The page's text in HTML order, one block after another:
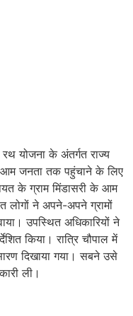
रथ योजना के अंतर्गत राज्य
जनता तक पहुंचाने के लिए
के ग्राम मिंडासरी के आम
लोगों ने अपने-अपने ग्रामों
उपस्थित अधिकारियों ने
किया। रात्रि चौपाल में
दिखाया गया। सबने उसे
ली।